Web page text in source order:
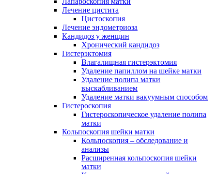
Лечение цистита
Цистоскопия
Лечение эндометриоза
Кандидоз у женщин
Хронический кандидоз
Гистерэктомия
Влагалищная гистерэктомия
Удаление папиллом на шейке матки
Удаление полипа матки
выскабливанием
Удаление матки вакуумным способом
Гистероскопия
Гистероскопическое удаление полипа
матки
Кольпоскопия шейки матки
Кольпоскопия – обследование и
анализы
Расширенная кольпоскопия шейки
матки